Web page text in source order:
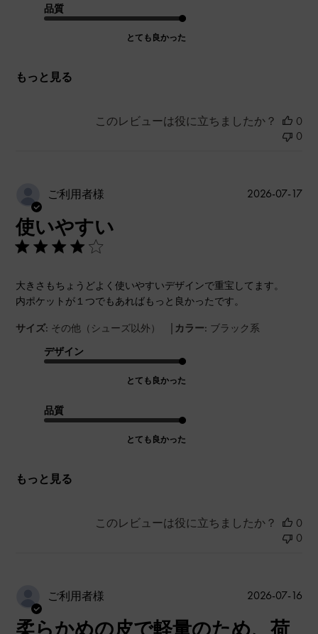
品質
とても良かった
もっと見る
このレビューは役に立ちましたか？
0
0
ご利用者様
使いやすい
大きさもちょうどよく使いやすいデザインで重宝してます。
内ポケットが１つでもあればもっと良かったです。
サイズ: その他（シューズ以外） | カラー: ブラック系
デザイン
とても良かった
品質
とても良かった
もっと見る
公
2026-07-17
このレビューは役に立ちましたか？
0
0
ご利用者様
柔らかめの皮で軽量のため、荷
公
2026-07-16